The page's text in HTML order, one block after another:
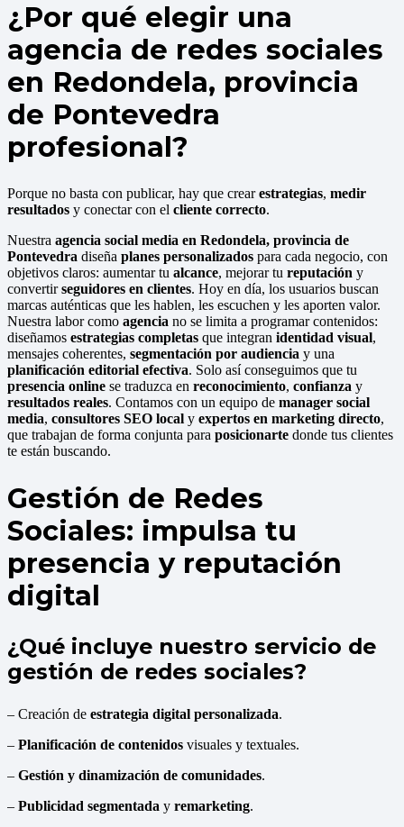
¿Por qué elegir una
agencia de redes sociales
en Redondela, provincia
de Pontevedra
profesional?
Porque no basta con publicar, hay que crearestrategias, medir
resultados y conectar con el cliente correcto.
Nuestra agencia social media en Redondela, provincia de
Pontevedra diseña planes personalizados para cada negocio, con
objetivos claros: aumentar tu alcance, mejorar tu reputación y
convertirseguidores en clientes. Hoy en día, los usuarios buscan
marcas auténticas que les hablen, les escuchen y les aporten valor.
Nuestra labor como agencia no se limita a programar contenidos:
diseñamos estrategias completas que integran identidad visual,
mensajes coherentes, segmentación por audiencia y una
planificación editorial efectiva. Solo así conseguimos que tu
presencia online se traduzca en reconocimiento, confianza y
resultados reales. Contamos con un equipo de manager social
media, consultores SEO local y expertos en marketing directo,
que trabajan de forma conjunta para posicionarte donde tus clientes
te están buscando.
Gestión de Redes
Sociales: impulsa tu
presencia y reputación
digital
¿Qué incluye nuestro servicio de
gestión de redes sociales?
– Creación de estrategia digital personalizada.
– Planificación de contenidos visuales y textuales.
– Gestión y dinamización de comunidades.
– Publicidad segmentada y remarketing.